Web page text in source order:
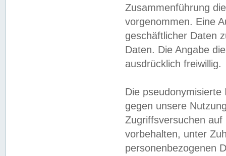
Zusammenführung
vorgenommen. Eine
geschäftlicher Daten
Daten. Die Angabe
ausdrücklich freiwillig.
Die
gegen unsere
Zugriffsversuchen
vorbehalten, unter
personenbezogenen